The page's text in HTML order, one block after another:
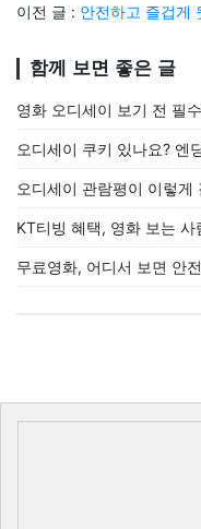
이전 글 : 안전하고 즐겁게
함께 보면 좋은 글
영화 오디세이 보기 전 필
오디세이 쿠키 있나요? 엔
오디세이 관람평이 이렇
KT티빙 혜택, 영화 보는
무료영화, 어디서 보면 안